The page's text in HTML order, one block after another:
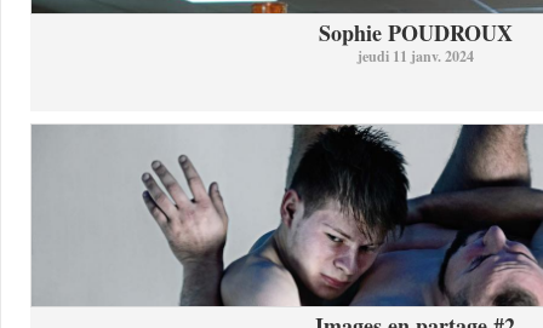
Sophie POUDROUX
jeudi 11 janv. 2024